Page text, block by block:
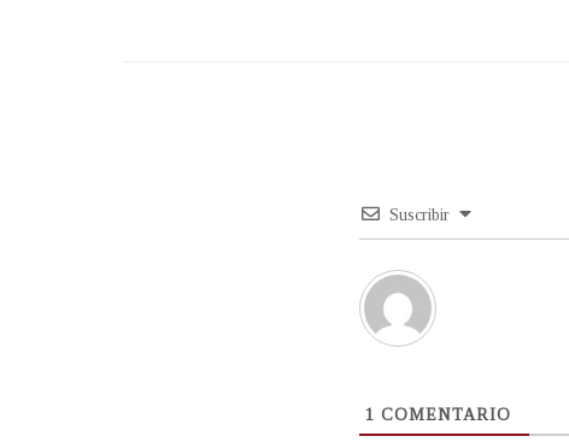
Suscribir
1 COMENTARIO